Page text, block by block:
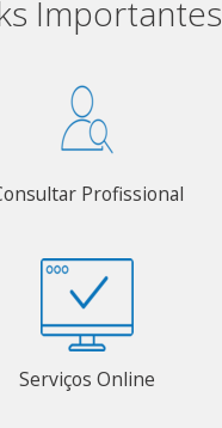
Importantes
Profissional
Serviços Online